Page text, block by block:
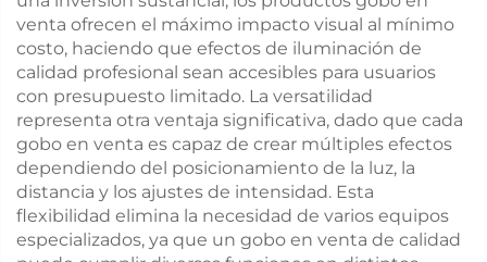
venta ofrecen el máximo impacto visual al mínimo
costo, haciendo que efectos de iluminación de
calidad profesional sean accesibles para usuarios
con presupuesto limitado. La versatilidad
representa otra ventaja significativa, dado que cada
gobo en venta es capaz de crear múltiples efectos
dependiendo del posicionamiento de la luz, la
distancia y los ajustes de intensidad. Esta
flexibilidad elimina la necesidad de varios equipos
especializados, ya que un gobo en venta de calidad